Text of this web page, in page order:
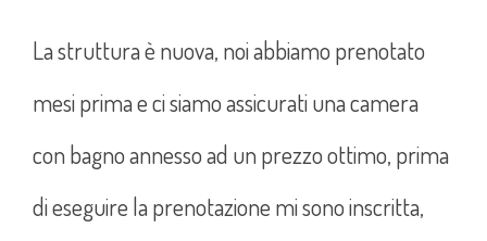
La struttura è nuova, noi abbiamo prenotato
mesi prima e ci siamo assicurati una camera
con bagno annesso ad un prezzo ottimo, prima
di eseguire la prenotazione mi sono inscritta,